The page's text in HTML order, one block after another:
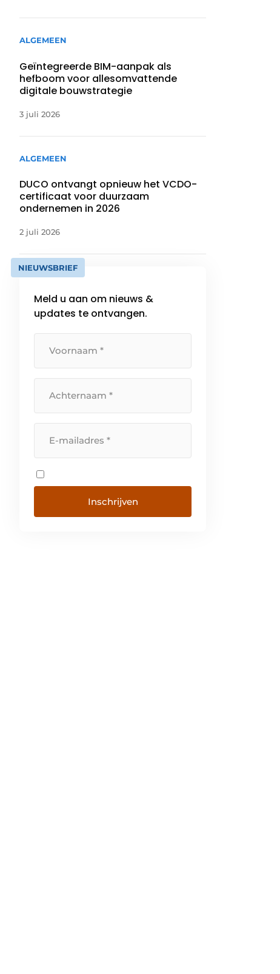
ALGEMEEN
Geïntegreerde BIM-aanpak als
hefboom voor allesomvattende
digitale bouwstrategie
3 juli 2026
ALGEMEEN
DUCO ontvangt opnieuw het VCDO-
certificaat voor duurzaam
ondernemen in 2026
2 juli 2026
NIEUWSBRIEF
Meld u aan om nieuws &
updates te ontvangen.